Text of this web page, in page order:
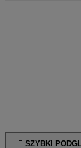
 SZYBKI